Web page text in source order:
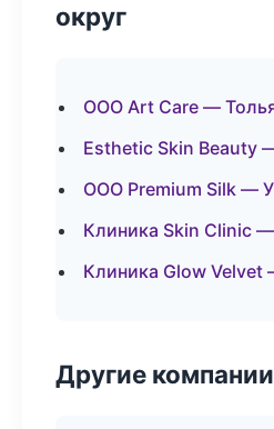
округ
ООО Art Care —
Esthetic Skin Beauty
ООО Premium Silk —
Клиника Skin Clinic
Клиника Glow Velvet
Другие компании